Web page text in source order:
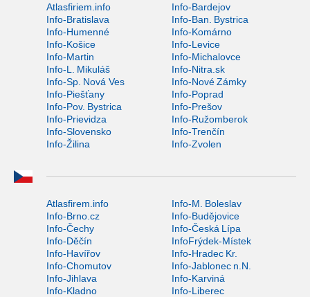
Atlasfiriem.info
Info-Bardejov
Info-Bratislava
Info-Ban. Bystrica
Info-Humenné
Info-Komárno
Info-Košice
Info-Levice
Info-Martin
Info-Michalovce
Info-L. Mikuláš
Info-Nitra.sk
Info-Sp. Nová Ves
Info-Nové Zámky
Info-Piešťany
Info-Poprad
Info-Pov. Bystrica
Info-Prešov
Info-Prievidza
Info-Ružomberok
Info-Slovensko
Info-Trenčín
Info-Žilina
Info-Zvolen
Atlasfirem.info
Info-M. Boleslav
Info-Brno.cz
Info-Budějovice
Info-Čechy
Info-Česká Lípa
Info-Děčín
InfoFrýdek-Místek
Info-Havířov
Info-Hradec Kr.
Info-Chomutov
Info-Jablonec n.N.
Info-Jihlava
Info-Karviná
Info-Kladno
Info-Liberec